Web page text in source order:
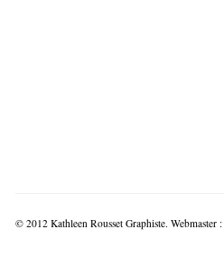
© 2012 Kathleen Rousset Graphiste. Webmaster :